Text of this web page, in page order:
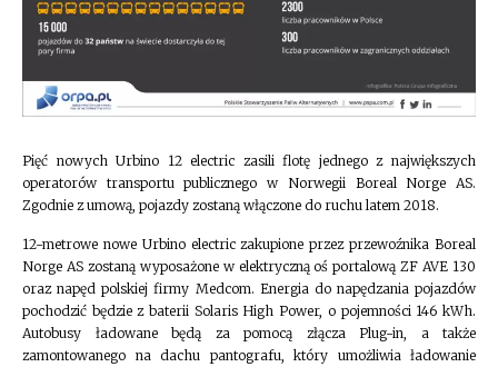
Pięć nowych Urbino 12 electric zasili flotę jednego z największych
operatorów transportu publicznego w Norwegii Boreal Norge AS.
Zgodnie z umową, pojazdy zostaną włączone do ruchu latem 2018.
12-metrowe nowe Urbino electric zakupione przez przewoźnika Boreal
Norge AS zostaną wyposażone w elektryczną oś portalową ZF AVE 130
oraz napęd polskiej firmy Medcom. Energia do napędzania pojazdów
pochodzić będzie z baterii Solaris High Power, o pojemności 146 kWh.
Autobusy ładowane będą za pomocą złącza Plug-in, a także
zamontowanego na dachu pantografu, który umożliwia ładowanie